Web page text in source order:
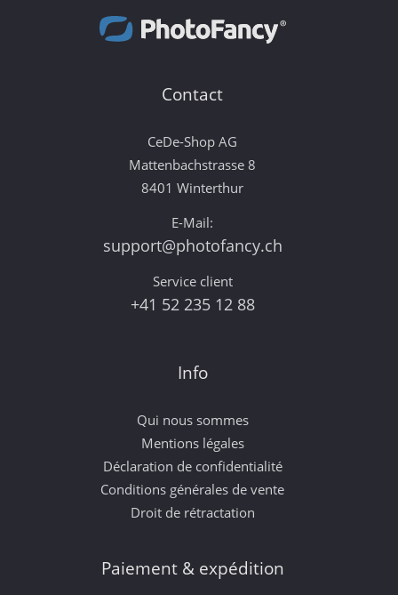
Contact
CeDe-Shop AG
Mattenbachstrasse 8
8401 Winterthur
E-Mail:
support@photofancy.ch
Service client
+41 52 235 12 88
Info
Qui nous sommes
Mentions légales
Déclaration de confidentialité
Conditions générales de vente
Droit de rétractation
Paiement & expédition